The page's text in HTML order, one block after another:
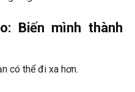
Biến mình thành
có thể đi xa hơn.